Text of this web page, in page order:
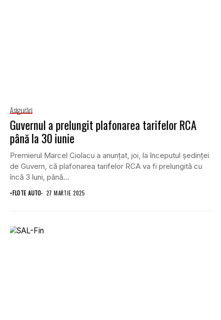
Asigurări
Guvernul a prelungit plafonarea tarifelor RCA
până la 30 iunie
Premierul Marcel Ciolacu a anunţat, joi, la începutul şedinţei
de Guvern, că plafonarea tarifelor RCA va fi prelungită cu
încă 3 luni, până...
•FLOTE AUTO 27 MARTIE 2025